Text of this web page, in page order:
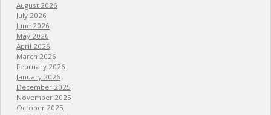
August 2026
July 2026
June 2026
May 2026
April 2026
March 2026
February 2026
January 2026
December 2025
November 2025
October 2025